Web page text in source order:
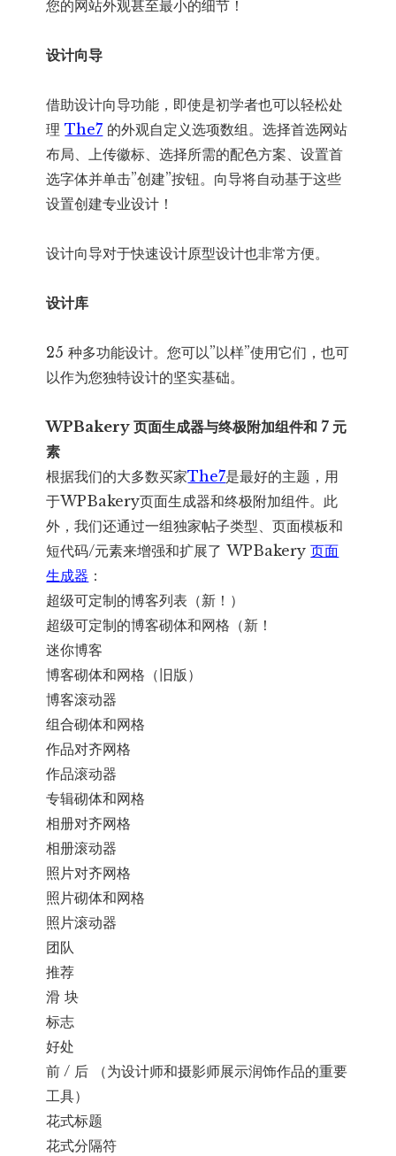
您的网站外观甚至最小的细节！
设计向导
借助设计向导功能，即使是初学者也可以轻松处
理The7 的外观自定义选项数组。选择首选网站
布局、上传徽标、选择所需的配色方案、设置首
选字体并单击”创建”按钮。向导将自动基于这些
设置创建专业设计！
设计向导对于快速设计原型设计也非常方便。
设计库
25 种多功能设计。您可以”以样”使用它们，也可
以作为您独特设计的坚实基础。
WPBakery 页面生成器与终极附加组件和 7 元
素
根据我们的大多数买家The7是最好的主题，用
于WPBakery页面生成器和终极附加组件。此
外，我们还通过一组独家帖子类型、页面模板和
短代码/元素来增强和扩展了 WPBakery页面
生成器 ：
超级可定制的博客列表（新！）
超级可定制的博客砌体和网格（新！
迷你博客
博客砌体和网格（旧版）
博客滚动器
组合砌体和网格
作品对齐网格
作品滚动器
专辑砌体和网格
相册对齐网格
相册滚动器
照片对齐网格
照片砌体和网格
照片滚动器
团队
推荐
滑 块
标志
好处
前 / 后 （为设计师和摄影师展示润饰作品的重要
工具）
花式标题
花式分隔符